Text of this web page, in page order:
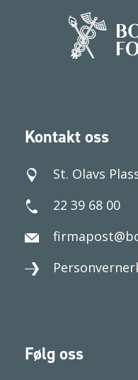
Kontakt oss
St. Olavs
22 39 68 00
Følg oss